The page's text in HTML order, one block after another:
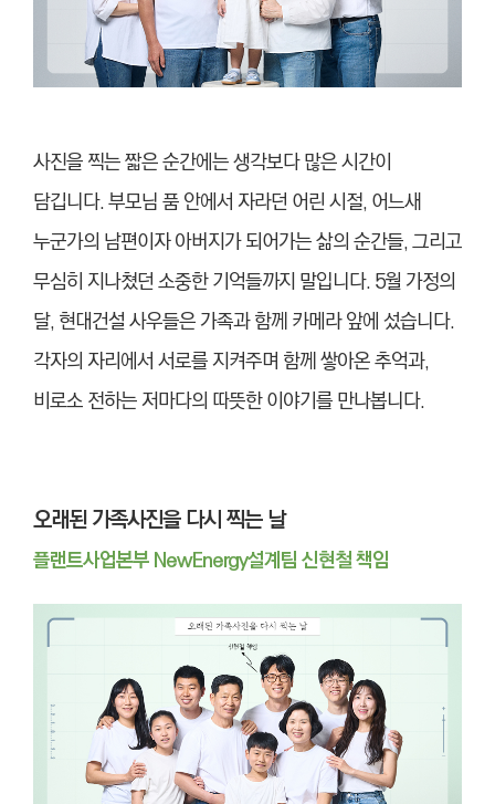
사진을 찍는 짧은 순간에는 생각보다 많은 시간이
담깁니다. 부모님 품 안에서 자라던 어린 시절, 어느새
누군가의 남편이자 아버지가 되어가는 삶의 순간들, 그리고
무심히 지나쳤던 소중한 기억들까지 말입니다. 5월 가정의
달, 현대건설 사우들은 가족과 함께 카메라 앞에 섰습니다.
각자의 자리에서 서로를 지켜주며 함께 쌓아온 추억과,
비로소 전하는 저마다의 따뜻한 이야기를 만나봅니다.
오래된 가족사진을 다시 찍는 날
플랜트사업본부 NewEnergy설계팀 신현철 책임